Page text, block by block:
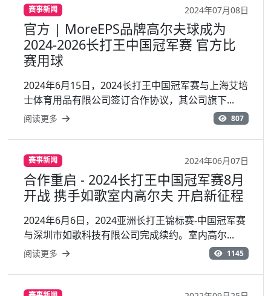
赛事新闻 2024年07月08日
官方 | MoreEPS品牌高尔夫球成为
2024-2026长打王中国冠军赛 官方比
赛用球
2024年6月15日，2024长打王中国冠军赛与上海艾培
士体育用品有限公司签订合作协议，其公司旗下...
阅读更多 807
赛事新闻 2024年06月07日
合作重启 - 2024长打王中国冠军赛8月
开战 携手如歌室内高尔夫 开启新征程
2024年6月6日，2024亚洲长打王锦标赛-中国冠军赛
与深圳市如歌科技有限公司完成续约。室内高尔...
阅读更多 1145